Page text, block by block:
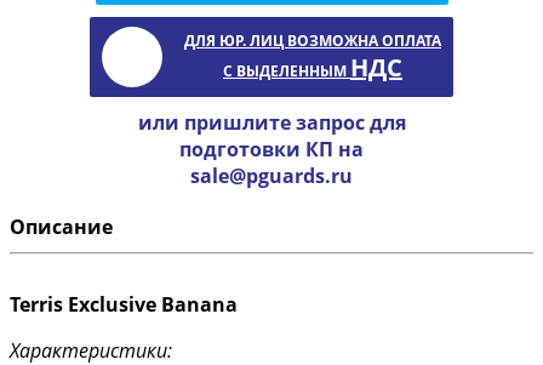
ДЛЯ ЮР. ЛИЦ ВОЗМОЖНА ОПЛАТА
С ВЫДЕЛЕННЫМ НДС
или пришлите запрос для
подготовки КП на
sale@pguards.ru
Описание
Terris Exclusive Banana
Характеристики: